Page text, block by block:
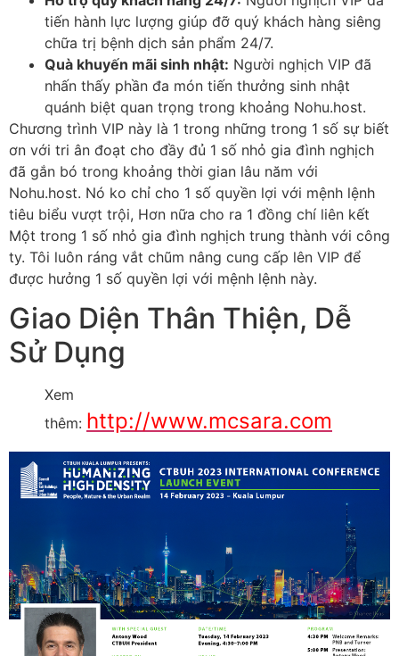
tiến hành lực lượng giúp đỡ quý khách hàng siêng
chữa trị bệnh dịch sản phẩm 24/7.
Quà khuyến mãi sinh nhật: Người nghịch VIP đã
nhấn thấy phần đa món tiến thưởng sinh nhật
quánh biệt quan trọng trong khoảng Nohu.host.
Chương trình VIP này là 1 trong những trong 1 số sự biết
ơn với tri ân đoạt cho đầy đủ 1 số nhỏ gia đình nghịch
đã gắn bó trong khoảng thời gian lâu năm với
Nohu.host. Nó ko chỉ cho 1 số quyền lợi với mệnh lệnh
tiêu biểu vượt trội, Hơn nữa cho ra 1 đồng chí liên kết
Một trong 1 số nhỏ gia đình nghịch trung thành với công
ty. Tôi luôn ráng vắt chũm nâng cung cấp lên VIP để
được hưởng 1 số quyền lợi với mệnh lệnh này.
Giao Diện Thân Thiện, Dễ
Sử Dụng
Xem
thêm: http://www.mcsara.com